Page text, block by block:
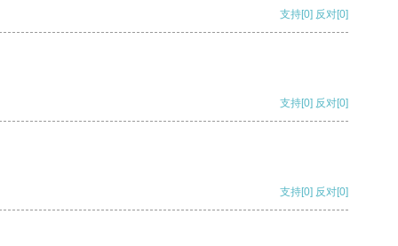
支持[0] 反对[0]
支持[0] 反对[0]
支持[0] 反对[0]